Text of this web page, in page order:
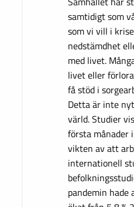
samtidigt som
som vi vill i
nedstämdhet
med livet.
livet eller
få stöd i
Detta är inte
värld. Studier
första månader
vikten av att
internationell
pandemin